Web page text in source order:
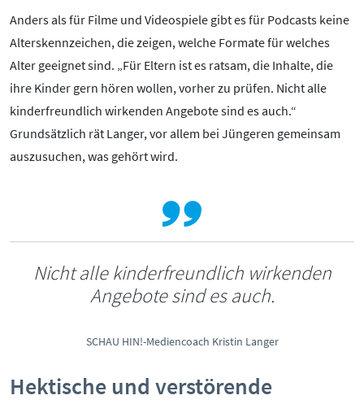
Anders als für Filme und Videospiele gibt es für Podcasts keine
Alterskennzeichen, die zeigen, welche Formate für welches
Alter geeignet sind. „Für Eltern ist es ratsam, die Inhalte, die
ihre Kinder gern hören wollen, vorher zu prüfen. Nicht alle
kinderfreundlich wirkenden Angebote sind es auch.“
Grundsätzlich rät Langer, vor allem bei Jüngeren gemeinsam
auszusuchen, was gehört wird.
Nicht alle kinderfreundlich wirkenden
Angebote sind es auch.
SCHAU HIN!-Mediencoach Kristin Langer
Hektische und verstörende